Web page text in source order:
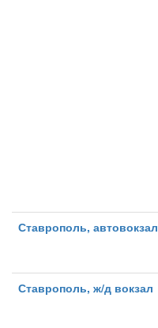
Ставрополь, автовокзал
Ставрополь, ж/д вокзал